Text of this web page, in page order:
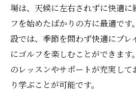
場は、天候に左右されずに快適
フを始めたばかりの方に最適で
設では、季節を問わず快適にプレ
にゴルフを楽しむことができま
のレッスンやサポートが充実し
り学ぶことが可能です。